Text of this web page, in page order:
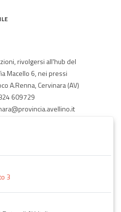
rivolgersi all'hub del
Macello 6, nei pressi
A.Renna, Cervinara (AV)
609729
3